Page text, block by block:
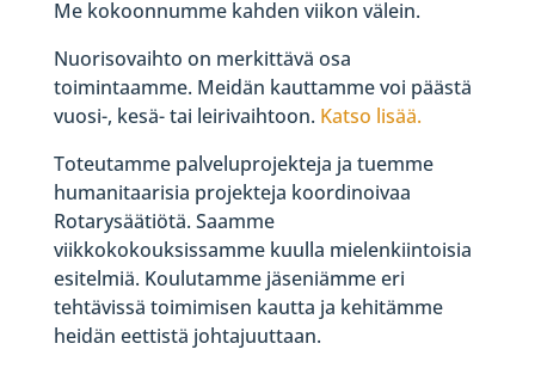
Me kokoonnumme kahden viikon välein.
Nuorisovaihto on merkittävä osa
toimintaamme. Meidän kauttamme voi päästä
vuosi-, kesä- tai leirivaihtoon. Katso lisää.
Toteutamme palveluprojekteja ja tuemme
humanitaarisia projekteja koordinoivaa
Rotarysäätiötä. Saamme
viikkokokouksissamme kuulla mielenkiintoisia
esitelmiä. Koulutamme jäseniämme eri
tehtävissä toimimisen kautta ja kehitämme
heidän eettistä johtajuuttaan.